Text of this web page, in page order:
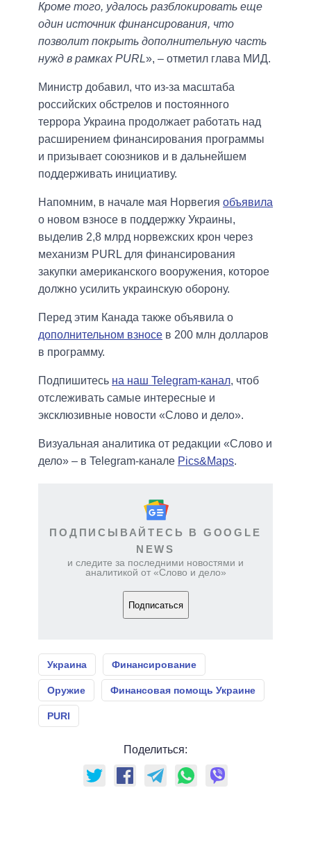
Кроме того, удалось разблокировать еще
один источник финансирования, что
позволит покрыть дополнительную часть
нужд в рамках PURL», – отметил глава МИД.
Министр добавил, что из-за масштаба
российских обстрелов и постоянного
террора Украина продолжает работать над
расширением финансирования программы
и призывает союзников и в дальнейшем
поддерживать инициативу.
Напомним, в начале мая Норвегия объявила
о новом взносе в поддержку Украины,
выделив 2,8 млрд норвежских крон через
механизм PURL для финансирования
закупки американского вооружения, которое
должно усилить украинскую оборону.
Перед этим Канада также объявила о
дополнительном взносе в 200 млн долларов
в программу.
Подпишитесь на наш Telegram-канал, чтоб
отслеживать самые интересные и
эксклюзивные новости «Слово и дело».
Визуальная аналитика от редакции «Слово и
дело» – в Telegram-канале Pics&Maps.
ПОДПИСЫВАЙТЕСЬ В GOOGLE
NEWS
и следите за последними новостями и
аналитикой от «Слово и дело»
Подписаться
Украина Финансирование
Оружие Финансовая помощь Украине
PURl
Поделиться: